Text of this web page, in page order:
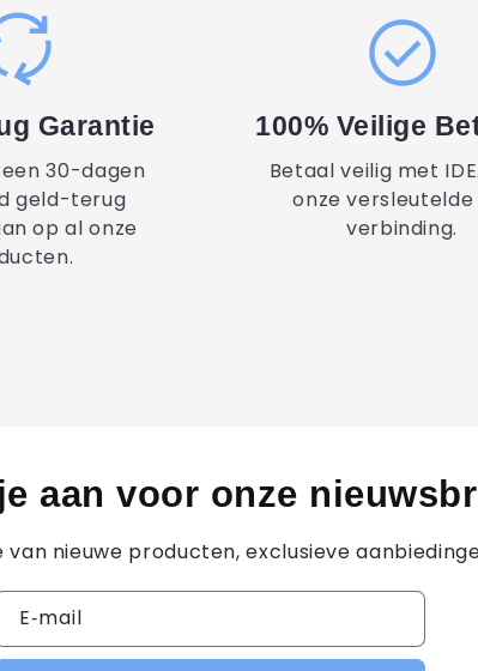
Garantie
30-dagen
geld-terug
op al onze
check_circle
100% Veilige
Betaal veilig met
onze versleutelde
verbinding.
aan voor onze
van nieuwe producten, exclusieve
E‑mail